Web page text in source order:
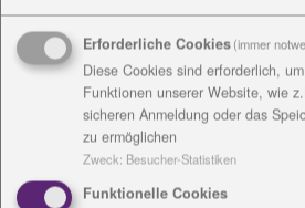
Für neun Wohnungen gibt es
Betreiberin Saale-Neckar
betreibt die Residenz, die von
Stiftung Christopherushof aus
insgesamt 2,3 Millionen Euro
Beide Einrichtungen sind Töchter
Diakoniestiftung Weimar Bad
Erforderliche Cookies(immer
Diese Cookies sind erforderlich,
Funktionen unserer Website, wie
sicheren Anmeldung oder das
zu ermöglichen
Zweck: Besucher-Statistiken
Funktionelle Cookies